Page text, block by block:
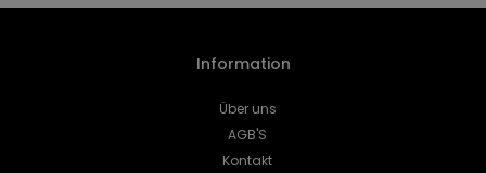
Information
Über uns
AGB'S
Kontakt